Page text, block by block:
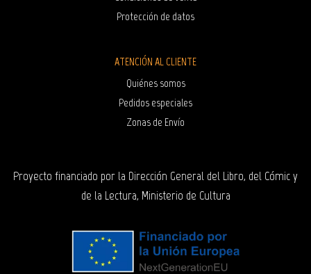
Protección de datos
ATENCIÓN AL CLIENTE
Quiénes somos
Pedidos especiales
Zonas de Envío
Proyecto financiado por la Dirección General del Libro, del Cómic y
de la Lectura, Ministerio de Cultura